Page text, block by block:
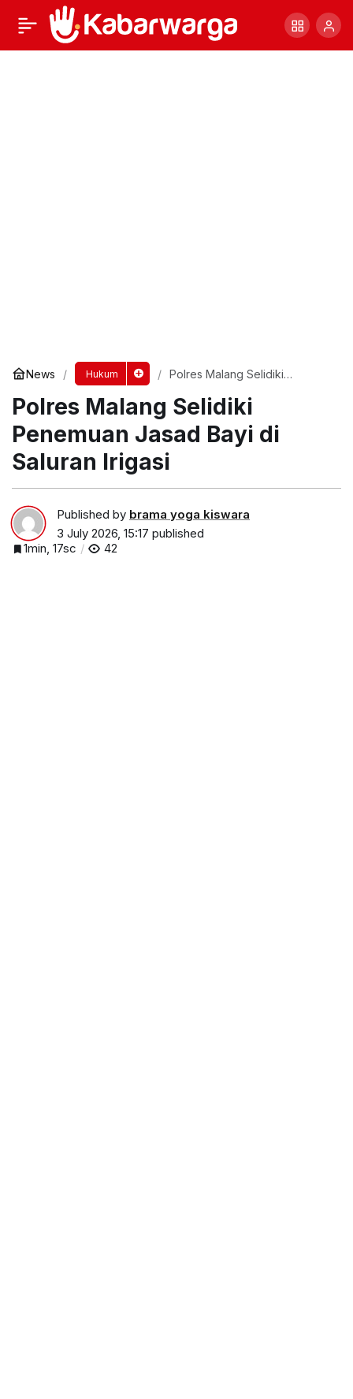
News Hukum
Polres Malang Selidiki
Saluran Irigasi
Polres Malang Selidiki
Penemuan Jasad Bayi di
Saluran Irigasi
Published by brama yoga kiswara
3 July 2026, 15:17 published
1min, 17sc
42